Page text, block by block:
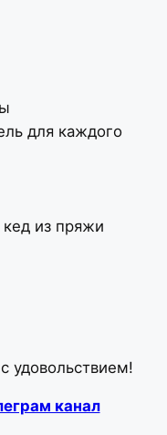
для каждого
кед из пряжи
удовольствием!
канал